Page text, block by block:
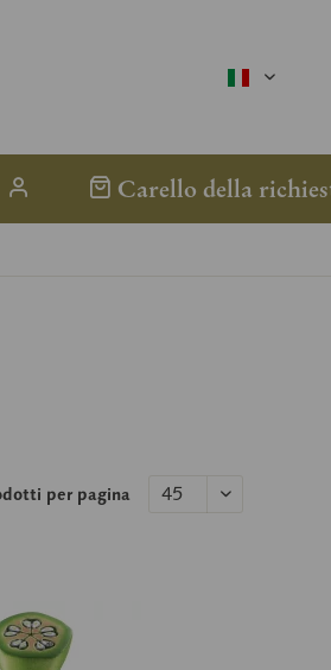
Carello della
per pagina